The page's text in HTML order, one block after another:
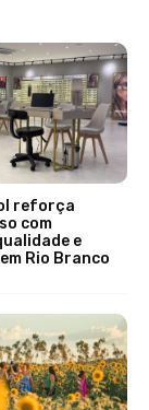
reforça
com
e
Rio Branco